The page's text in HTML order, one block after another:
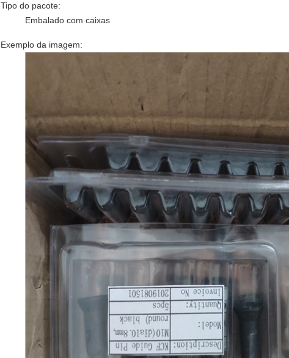
Tipo do pacote:
Embalado com caixas
Exemplo da imagem: